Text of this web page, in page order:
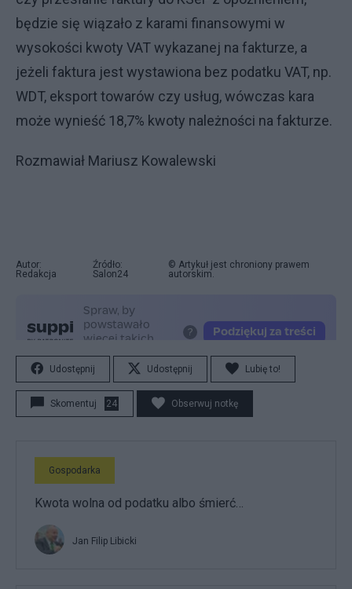
będzie się wiązało z karami finansowymi w
wysokości kwoty VAT wykazanej na fakturze, a
jeżeli faktura jest wystawiona bez podatku VAT, np.
WDT, eksport towarów czy usług, wówczas kara
może wynieść 18,7% kwoty należności na fakturze.
Rozmawiał Mariusz Kowalewski
Autor:
Redakcja
Źródło:
Salon24
© Artykuł jest chroniony prawem
autorskim.
Udostępnij Udostępnij Lubię to!
Skomentuj 24 Obserwuj notkę
Gospodarka
Kwota wolna od podatku albo śmierć…
Jan Filip Libicki